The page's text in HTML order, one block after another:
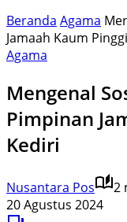
Beranda Agama
Jamaah Kaum
Agama
Mengenal
Pimpinan
Kediri
Nusantara Pos
2
20 Agustus 2024